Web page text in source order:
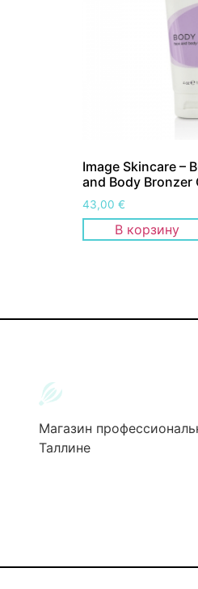
Image Skincare –
and Body Bronzer
43,00 €
В корзину
Магазин
Таллине